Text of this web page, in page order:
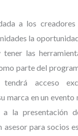
a los
la
las
parte del
acceso
marca en un evento
a la presentación
asesor para socios